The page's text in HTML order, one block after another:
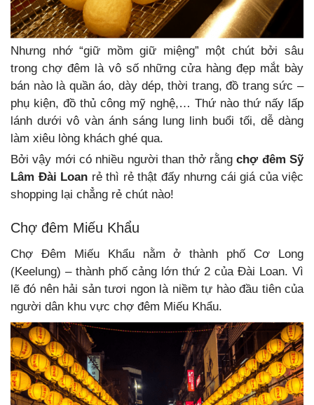
Nhưng nhớ “giữ mồm giữ miệng” một chút bởi sâu
trong chợ đêm là vô số những cửa hàng đẹp mắt bày
bán nào là quần áo, dày dép, thời trang, đồ trang sức –
phụ kiện, đồ thủ công mỹ nghệ,… Thứ nào thứ nấy lấp
lánh dưới vô vàn ánh sáng lung linh buổi tối, dễ dàng
làm xiêu lòng khách ghé qua.
Bởi vậy mới có nhiều người than thở rằngchợ đêm Sỹ
Lâm Đài Loan rẻ thì rẻ thật đấy nhưng cái giá của việc
shopping lại chẳng rẻ chút nào!
Chợ đêm Miếu Khẩu
Chợ Đêm Miếu Khẩu nằm ở thành phố Cơ Long
(Keelung) – thành phố cảng lớn thứ 2 của Đài Loan. Vì
lẽ đó nên hải sản tươi ngon là niềm tự hào đầu tiên của
người dân khu vực chợ đêm Miếu Khẩu.